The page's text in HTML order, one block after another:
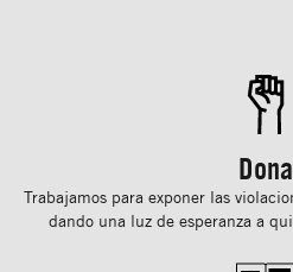
Dona
Trabajamos para exponer las
dando una luz de esperanza a